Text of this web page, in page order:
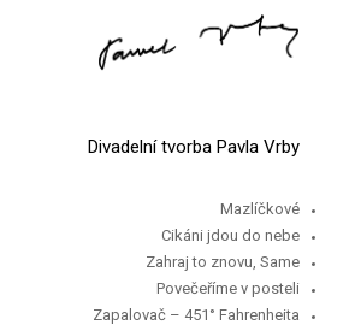
Divadelní tvorba Pavla Vrby
Mazlíčkové
Cikáni jdou do nebe
Zahraj to znovu, Same
Povečeříme v posteli
Zapalovač – 451° Fahrenheita